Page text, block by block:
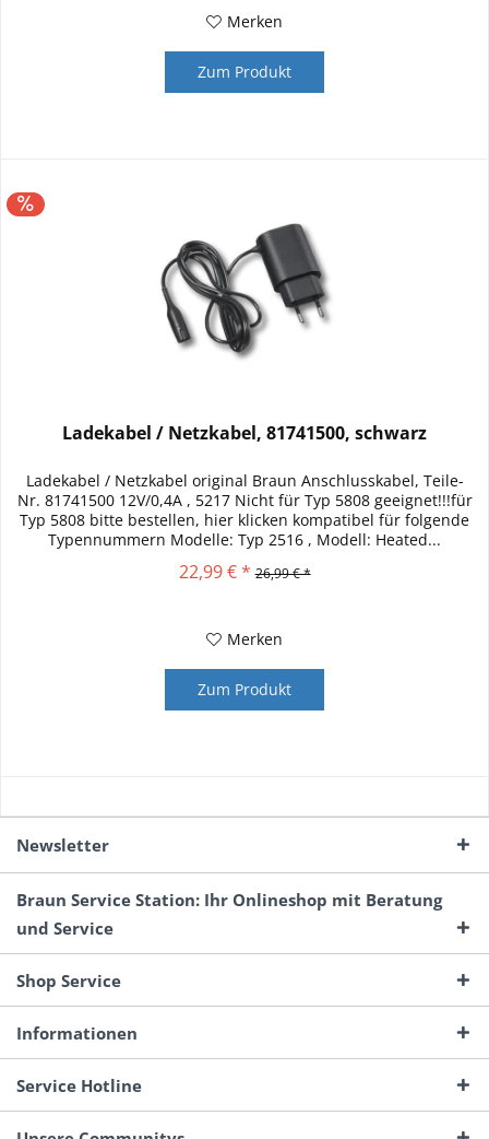
Merken
Zum Produkt
Ladekabel / Netzkabel, 81741500, schwarz
Ladekabel / Netzkabel original Braun Anschlusskabel, Teile-
Nr. 81741500 12V/0,4A , 5217 Nicht für Typ 5808 geeignet!!!für
Typ 5808 bitte bestellen, hier klicken kompatibel für folgende
Typennummern Modelle: Typ 2516 , Modell: Heated...
22,99 € * 26,99 € *
Merken
Zum Produkt
Newsletter
Braun Service Station: Ihr Onlineshop mit Beratung
und Service
Shop Service
Informationen
Service Hotline